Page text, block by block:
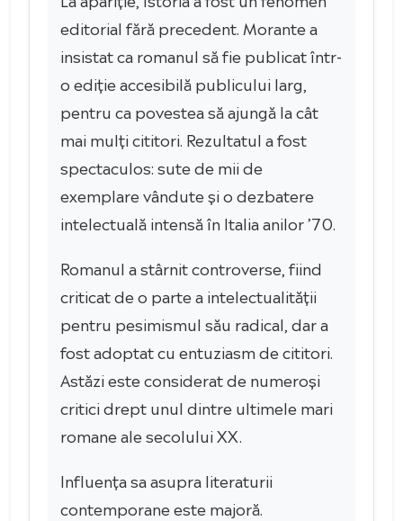
editorial fără precedent. Morante a
insistat ca romanul să fie publicat într-
o ediție accesibilă publicului larg,
pentru ca povestea să ajungă la cât
mai mulți cititori. Rezultatul a fost
spectaculos: sute de mii de
exemplare vândute și o dezbatere
intelectuală intensă în Italia anilor ’70.
Romanul a stârnit controverse, fiind
criticat de o parte a intelectualității
pentru pesimismul său radical, dar a
fost adoptat cu entuziasm de cititori.
Astăzi este considerat de numeroși
critici drept unul dintre ultimele mari
romane ale secolului XX.
Influența sa asupra literaturii
contemporane este majoră.